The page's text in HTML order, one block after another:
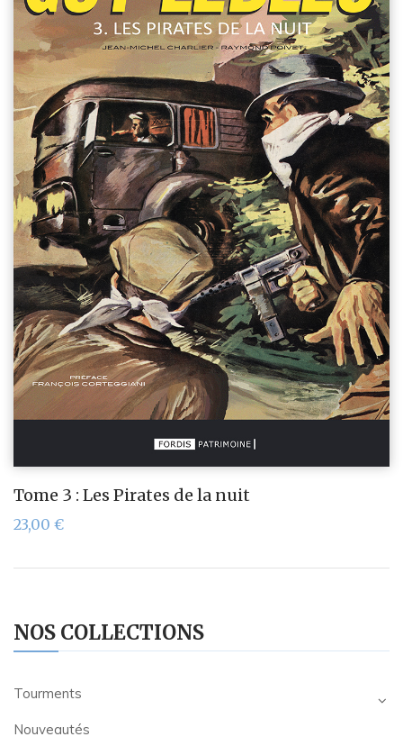
NOS COLLECTIONS
Tourments
Nouveautés
Tome 3 : Les Pirates de la nuit
23,00 €